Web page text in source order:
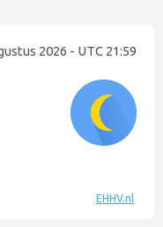
2026 - UTC 21:59
EHHV.nl